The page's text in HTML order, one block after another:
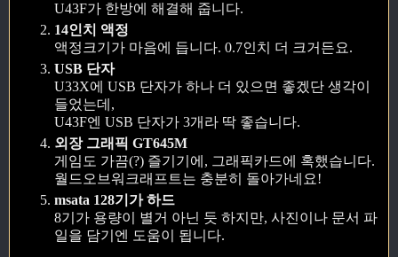
U43F가 한방에 해결해 줍니다.
14인치 액정
액정크기가 마음에 듭니다. 0.7인치 더 크거든요.
USB 단자
U33X에 USB 단자가 하나 더 있으면 좋겠단 생각이
들었는데,
U43F엔 USB 단자가 3개라 딱 좋습니다.
외장 그래픽 GT645M
게임도 가끔(?) 즐기기에, 그래픽카드에 혹했습니다.
월드오브워크래프트는 충분히 돌아가네요!
msata 128기가 하드
8기가 용량이 별거 아닌 듯 하지만, 사진이나 문서 파
일을 담기엔 도움이 됩니다.